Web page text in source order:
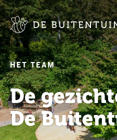
HET TEAM
De
De